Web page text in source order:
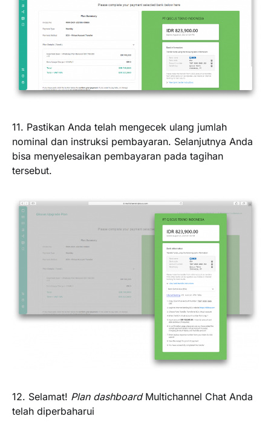
11. Pastikan Anda telah mengecek ulang jumlah
nominal dan instruksi pembayaran. Selanjutnya Anda
bisa menyelesaikan pembayaran pada tagihan
tersebut.
12. Selamat! Plan dashboard Multichannel Chat Anda
telah diperbaharui